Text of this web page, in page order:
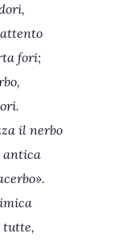
fori;
il nerbo
antica
tutte,